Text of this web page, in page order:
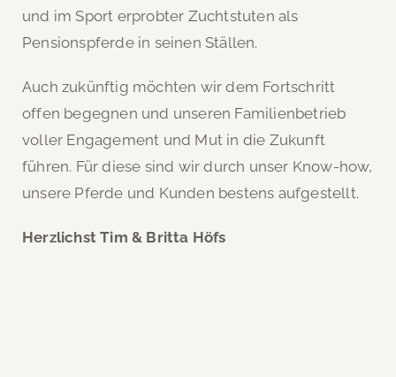
und im Sport erprobter Zuchtstuten als
Pensionspferde in seinen Ställen.
Auch zukünftig möchten wir dem Fortschritt
offen begegnen und unseren Familienbetrieb
voller Engagement und Mut in die Zukunft
führen. Für diese sind wir durch unser Know-how,
unsere Pferde und Kunden bestens aufgestellt.
Herzlichst Tim & Britta Höfs